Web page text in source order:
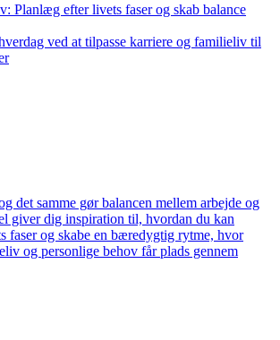
Planlæg efter livets faser og skab balance
ved at tilpasse karriere og familieliv til
det samme gør balancen mellem arbejde og
giver dig inspiration til, hvordan du kan
faser og skabe en bæredygtig rytme, hvor
og personlige behov får plads gennem